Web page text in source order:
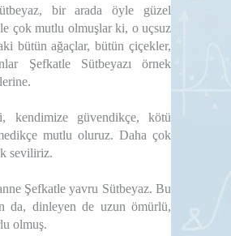
bir arada öyle güzel
çok mutlu olmuşlar ki, o uçsuz
bütün ağaçlar, bütün çiçekler,
Şefkatle Sütbeyazı örnek
kendimize güvendikçe, kötü
mutlu oluruz. Daha çok
seviliriz.
Şefkatle yavru Sütbeyaz. Bu
da, dinleyen de uzun ömürlü,
olmuş.